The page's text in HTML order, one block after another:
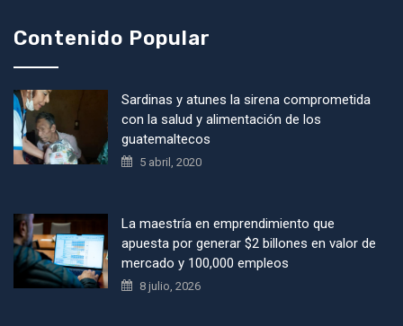
Contenido Popular
Sardinas y atunes la sirena comprometida
con la salud y alimentación de los
guatemaltecos
5 abril, 2020
La maestría en emprendimiento que
apuesta por generar $2 billones en valor de
mercado y 100,000 empleos
8 julio, 2026